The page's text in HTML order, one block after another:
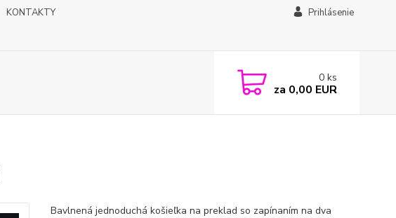
KONTAKTY
Prihlásenie
0 ks
za 0,00 EUR
Bavlnená jednoduchá košieľka na preklad so zapínaním na dva